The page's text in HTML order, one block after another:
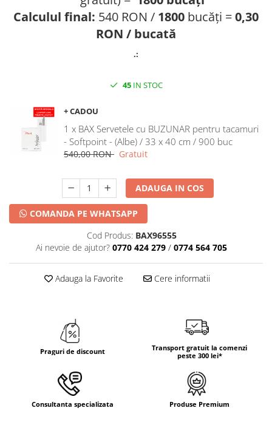
DECOR HALLOWEEN
DECOR ZIUA ROMANIEI
DECOR CRACIUN & REVELION
DECOR IARNA
TEMATICA CULINARA
DECOR MOS NICOLAE
DECOR OKTOBER FEST
DECOR BABY SHOWER
Calculul final: 540 RON / 1800 bucăți =0,30
RON / bucată
.:
45IN STOC
+ CADOU
1 x BAX Servetele cu BUZUNAR pentru tacamuri
- Softpoint - (Albe) / 33 x 40 cm / 900 buc
540,00 RON Gratuit
ADAUGA IN COS
COMANDA PE WHATSAPP
Cod Produs: BAX96555
Ai nevoie de ajutor? 0770 424 279 / 0774 564 705
Adauga la Favorite Cere informatii
Praguri de discount
Transport gratuit la comenzi
peste 300 lei*
Consultanta specializata Produse Premium